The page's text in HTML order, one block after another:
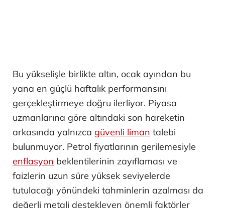
Bu yükselişle birlikte altın, ocak ayından bu
yana en güçlü haftalık performansını
gerçekleştirmeye doğru ilerliyor. Piyasa
uzmanlarına göre altındaki son hareketin
arkasında yalnızca güvenli liman talebi
bulunmuyor. Petrol fiyatlarının gerilemesiyle
enflasyon beklentilerinin zayıflaması ve
faizlerin uzun süre yüksek seviyelerde
tutulacağı yönündeki tahminlerin azalması da
değerli metali destekleyen önemli faktörler